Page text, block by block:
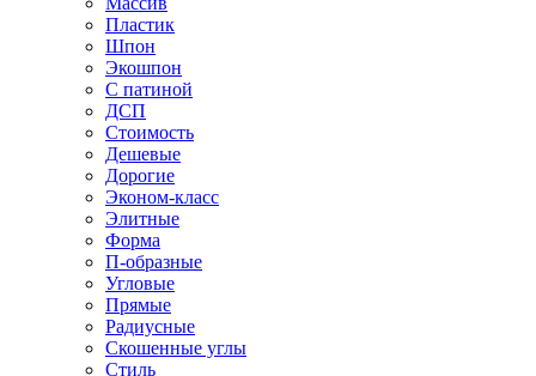
Пластик
Шпон
Экошпон
С патиной
ДСП
Стоимость
Дешевые
Дорогие
Эконом-класс
Элитные
Форма
П-образные
Угловые
Прямые
Радиусные
Скошенные углы
Стиль